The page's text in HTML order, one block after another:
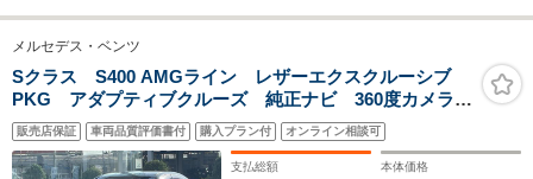
メルセデス・ベンツ
Sクラス S400 AMGライン レザーエクスクルーシブ
PKG アダプティブクルーズ 純正ナビ 360度カメラ
シートヒーター パワーシート 電動リアゲート LED
ヘッドランプ Bluetooth接続 純正20インチAW
ETC 禁煙
販売店保証 車両品質評価書付 購入プラン付 オンライン相談可
支払総額 本体価格